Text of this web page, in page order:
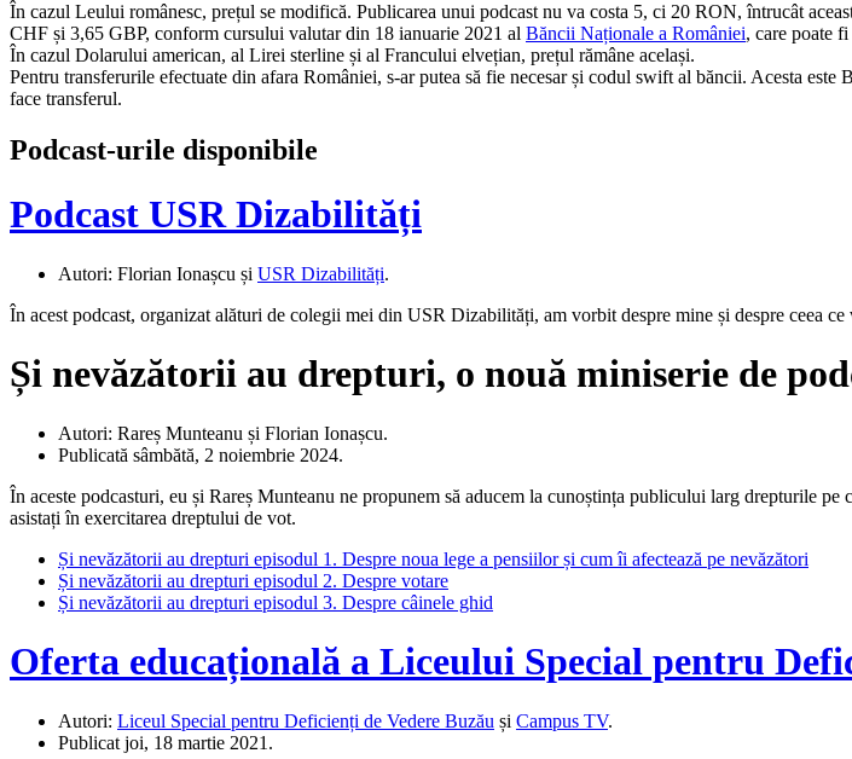
În cazul Leului românesc, prețul se modifică. Publicarea unui podcast nu va costa 5, ci 20 RON, întrucât
CHF și 3,65 GBP, conform cursului valutar din 18 ianuarie 2021 al Băncii Naționale a României, care poate
În cazul Dolarului american, al Lirei sterline și al Francului elvețian, prețul rămâne același.
Pentru transferurile efectuate din afara României, s-ar putea să fie necesar și codul swift al băncii. Acesta
face transferul.
Podcast-urile disponibile
Podcast USR Dizabilități
Autori: Florian Ionașcu și USR Dizabilități.
În acest podcast, organizat alături de colegii mei din USR Dizabilități, am vorbit despre mine și despre ceea
Și nevăzătorii au drepturi, o nouă miniserie de
Autori: Rareș Munteanu și Florian Ionașcu.
Publicată sâmbătă, 2 noiembrie 2024.
În aceste podcasturi, eu și Rareș Munteanu ne propunem să aducem la cunoștința publicului larg drepturile
asistați în exercitarea dreptului de vot.
Și nevăzătorii au drepturi episodul 1. Despre noua lege a pensiilor și cum îi afectează pe nevăzători
Și nevăzătorii au drepturi episodul 2. Despre votare
Și nevăzătorii au drepturi episodul 3. Despre câinele ghid
Oferta educațională a Liceului Special pentru
Autori: Liceul Special pentru Deficienți de Vedere Buzău și Campus TV.
Publicat joi, 18 martie 2021.